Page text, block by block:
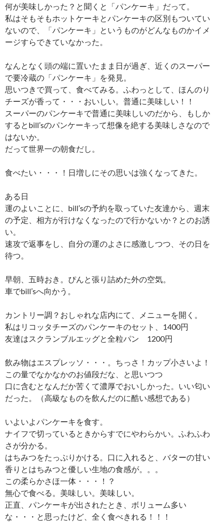
何が美味しかった？と聞くと「パンケーキ」だって。
私はそもそもホットケーキとパンケーキの区別もついてい
ないので、「パンケーキ」というものがどんなものかイメ
ージすらできていなかった。
なんとなく頭の端に置いたまま日が過ぎ、近くのスーパー
で要冷蔵の「パンケーキ」を発見。
思いつきで買って、食べてみる。ふわっとして、ほんのり
チーズが香って・・・おいしい。普通に美味しい！！
スーパーのパンケーキで普通に美味しいのだから、もしか
するとbill’sのパンケーキって想像を絶する美味しさなので
はないか。
だって世界一の朝食だし。
食べたい・・・！日増しにその思いは強くなってきた。
ある日
運のよいことに、bill’sの予約を取っていた友達から、週末
の予定、相方が行けなくなったので行かないか？とのお誘
い。
速攻で返事をし、自分の運のよさに感激しつつ、その日を
待つ。
早朝、五時おき。ぴんと張り詰めた外の空気。
車でbill’sへ向かう。
カントリー調？おしゃれな店内にて、メニューを開く。
私はリコッタチーズのパンケーキのセット、1400円
友達はスクランブルエッグと全粒パン 1200円
飲み物はエスプレッソ・・・。ちっさ！カップ小さいよ！
この量でなかなかのお値段だな、と思いつつ
口に含むとなんだか苦くて濃厚でおいしかった。いい匂い
だった。（高級なものを飲んだのに酷い感想である）
いよいよパンケーキを食す。
ナイフで切っているときからすでにやわらかい。ふわふわ
さが分かる。
はちみつをたっぷりかける。口に入れると、バターの甘い
香りとはちみつと優しい生地の食感が。。。
この柔らかさほ一体・・・！？
無心で食べる。美味しい。美味しい。
正直、パンケーキが出されたとき、ボリューム多い
な・・・と思ったけど、全く食べきれる！！！